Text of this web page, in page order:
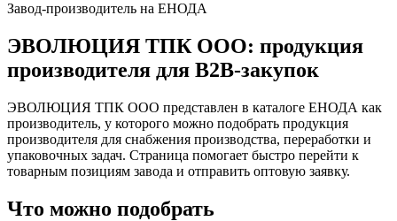
Завод-производитель на ЕНОДА
ЭВОЛЮЦИЯ ТПК ООО: продукция
производителя для B2B-закупок
ЭВОЛЮЦИЯ ТПК ООО представлен в каталоге ЕНОДА как
производитель, у которого можно подобрать продукция
производителя для снабжения производства, переработки и
упаковочных задач. Страница помогает быстро перейти к
товарным позициям завода и отправить оптовую заявку.
Что можно подобрать